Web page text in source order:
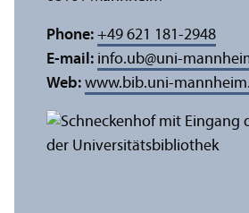
Phone: +49 621 181-2948
E-mail: info.ub@uni-
Web: www.bib.uni-